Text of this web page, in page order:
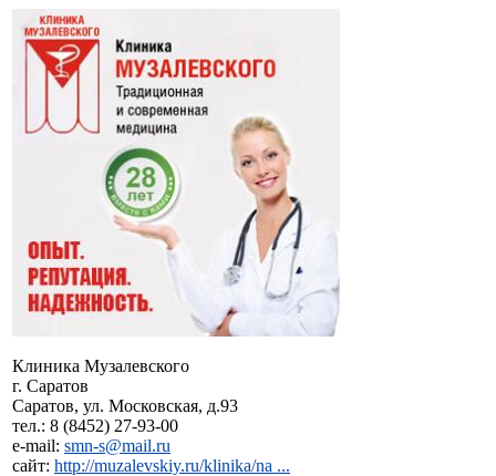
Клиника Музалевского
г. Саратов
Саратов, ул. Московская, д.93
тел.: 8 (8452) 27-93-00
e-mail: smn-s@mail.ru
сайт: http://muzalevskiy.ru/klinika/na ...